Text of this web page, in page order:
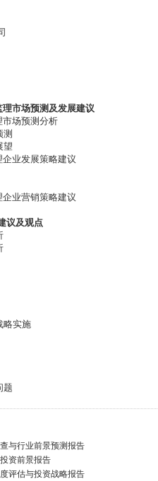
市场预测及发展建议
市场预测分析
望
业发展策略建议
业营销策略建议
议及观点
略实施
题
与行业前景预测报告
资前景报告
评估与投资战略报告